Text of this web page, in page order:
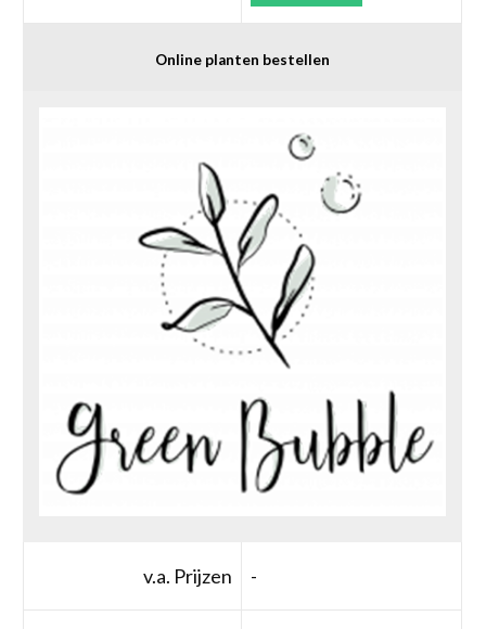
Online planten bestellen
v.a. Prijzen -